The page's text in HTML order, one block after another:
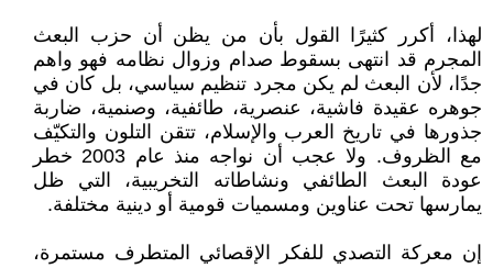
لهذا، أكرر كثيرًا القول بأن من يظن أن حزب البعث
المجرم قد انتهى بسقوط صدام وزوال نظامه فهو واهم
جدًا، لأن البعث لم يكن مجرد تنظيم سياسي، بل كان في
جوهره عقيدة فاشية، عنصرية، طائفية، وصنمية، ضاربة
جذورها في تاريخ العرب والإسلام، تتقن التلون والتكيّف
مع الظروف. ولا عجب أن نواجه منذ عام 2003 خطر
عودة البعث الطائفي ونشاطاته التخريبية، التي ظل
يمارسها تحت عناوين ومسميات قومية أو دينية مختلفة.
إن معركة التصدي للفكر الإقصائي المتطرف مستمرة،